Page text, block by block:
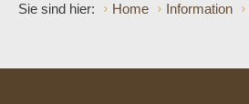
Sie sind hier: Home Information